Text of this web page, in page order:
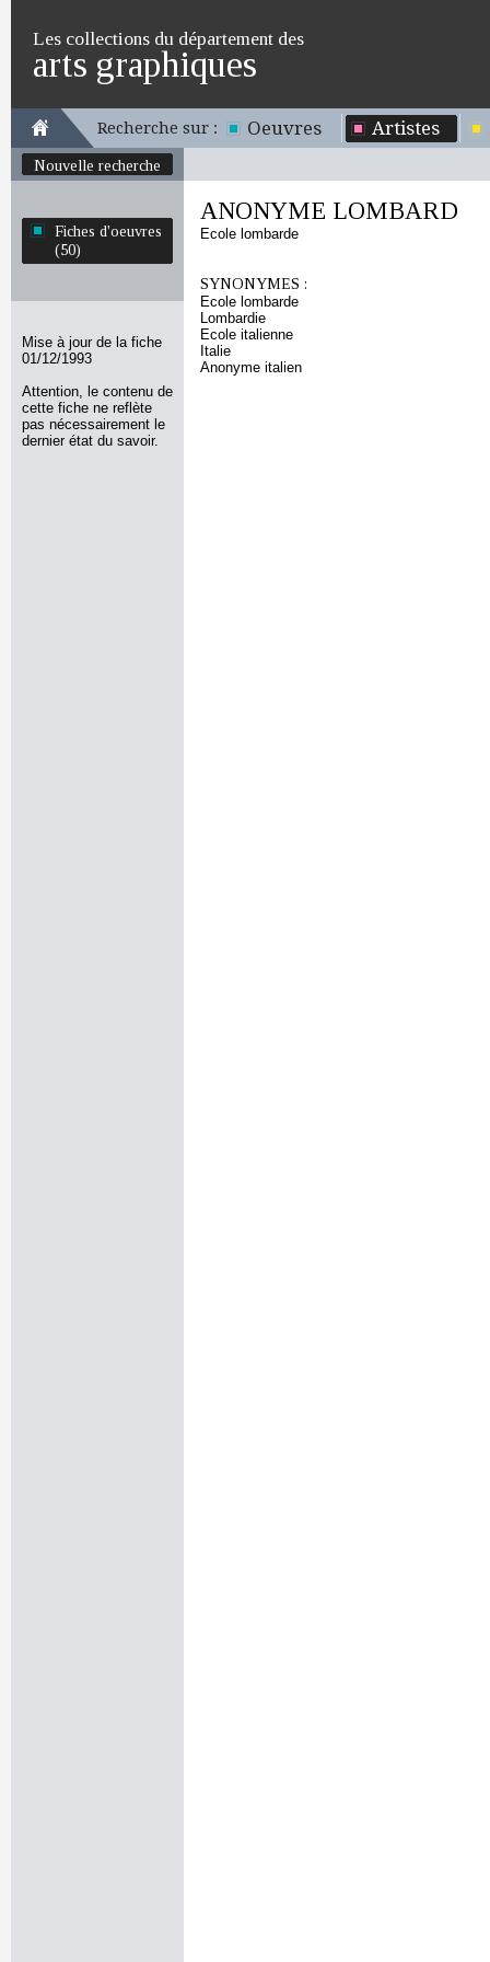
Les collections du département des
arts graphiques
Recherche sur : Oeuvres Artistes
Nouvelle recherche
Fiches d'oeuvres
(50)
Mise à jour de la fiche
01/12/1993
Attention, le contenu de
cette fiche ne reflète
pas nécessairement le
dernier état du savoir.
ANONYME LOMBARD
Ecole lombarde
SYNONYMES :
Ecole lombarde
Lombardie
Ecole italienne
Italie
Anonyme italien